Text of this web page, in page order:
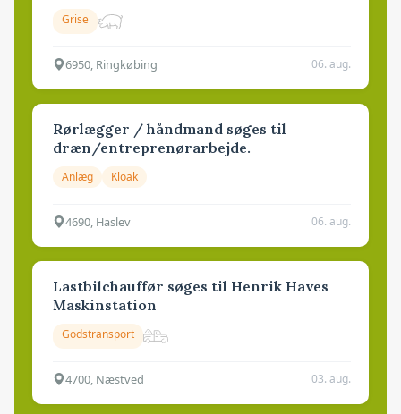
Grise
6950, Ringkøbing 06. aug.
Rørlægger / håndmand søges til
dræn/entreprenørarbejde.
Anlæg Kloak
4690, Haslev 06. aug.
Lastbilchauffør søges til Henrik Haves
Maskinstation
Godstransport
4700, Næstved 03. aug.